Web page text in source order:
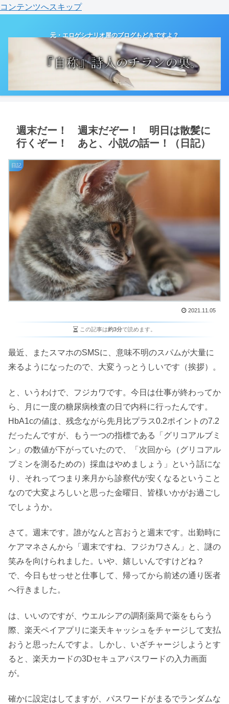
コンテンツへスキップ
元・エロゲシナリオ屋のブログもどきですよ？
週末だー！ 週末だぞー！ 明日は散髪に
行くぞー！ あと、小説の話ー！（日記）
日記
2021.11.05
この記事は約3分で読めます。
最近、またスマホのSMSに、意味不明のスパムが大量に
来るようになったので、大変うっとうしいです（挨拶）。
と、いうわけで、フジカワです。今日は仕事が終わってか
ら、月に一度の糖尿病検査の日で内科に行ったんです。
HbA1cの値は、残念ながら先月比プラス0.2ポイントの7.2
だったんですが、もう一つの指標である「グリコアルブミ
ン」の数値が下がっていたので、「次回から（グリコアル
ブミンを測るための）採血はやめましょう」という話にな
り、それってつまり来月から診察代が安くなるということ
なので大変よろしいと思った金曜日、皆様いかがお過ごし
でしょうか。
さて。週末です。誰がなんと言おうと週末です。出勤時に
ケアマネさんから「週末ですね、フジカワさん」と、謎の
笑みを向けられました。いや、嬉しいんですけどね？
で、今日もせっせと仕事して、帰ってから前述の通り医者
へ行きました。
は、いいのですが、ウエルシアの調剤薬局で薬をもらう
際、楽天ペイアプリに楽天キャッシュをチャージして支払
おうと思ったんですよ。しかし、いざチャージしようとす
ると、楽天カードの3Dセキュアパスワードの入力画面
が。
確かに設定はしてますが、パスワードがまるでランダムな